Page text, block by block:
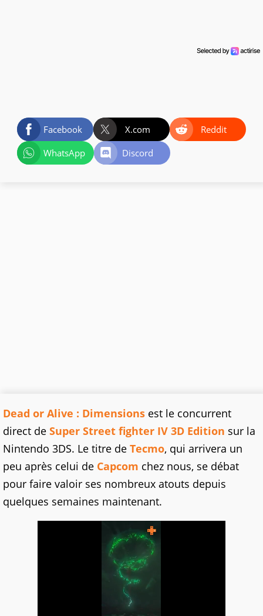
Facebook X.com
Reddit
WhatsApp
Discord
Dead or Alive : Dimensions est le concurrent
direct de Super Street fighter IV 3D Edition sur la
Nintendo 3DS. Le titre de Tecmo, qui arrivera un
peu après celui de Capcom chez nous, se débat
pour faire valoir ses nombreux atouts depuis
quelques semaines maintenant.